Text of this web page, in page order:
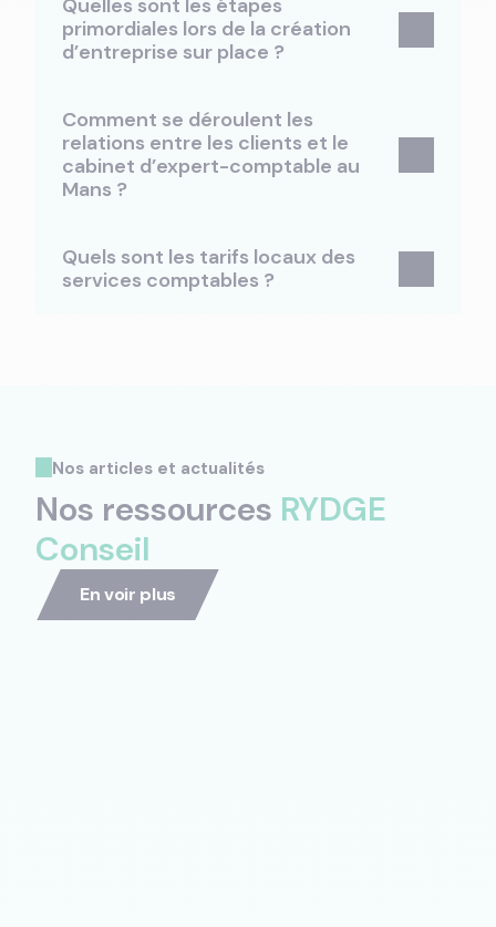
Quelles sont les étapes
primordiales lors de la création
d’entreprise sur place ?
Comment se déroulent les
relations entre les clients et le
cabinet d’expert-comptable au
Mans ?
Quels sont les tarifs locaux des
services comptables ?
Nos articles et actualités
Nos ressources RYDGE
Conseil
En voir plus